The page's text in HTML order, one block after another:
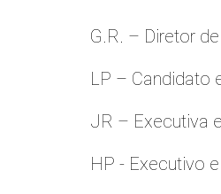
G.R. – Diretor
LP – Candidato
JR – Executiva
HP - Executivo